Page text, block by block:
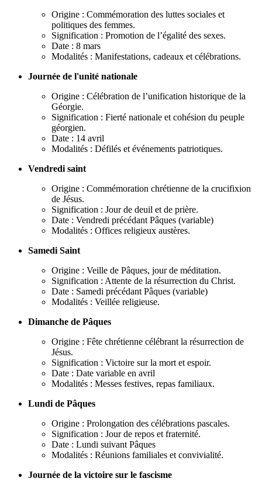
Origine : Commémoration des luttes sociales et
politiques des femmes.
Signification : Promotion de l’égalité des sexes.
Date : 8 mars
Modalités : Manifestations, cadeaux et célébrations.
Journée de l'unité nationale
Origine : Célébration de l’unification historique de la
Géorgie.
Signification : Fierté nationale et cohésion du peuple
géorgien.
Date : 14 avril
Modalités : Défilés et événements patriotiques.
Vendredi saint
Origine : Commémoration chrétienne de la crucifixion
de Jésus.
Signification : Jour de deuil et de prière.
Date : Vendredi précédant Pâques (variable)
Modalités : Offices religieux austères.
Samedi Saint
Origine : Veille de Pâques, jour de méditation.
Signification : Attente de la résurrection du Christ.
Date : Samedi précédant Pâques (variable)
Modalités : Veillée religieuse.
Dimanche de Pâques
Origine : Fête chrétienne célébrant la résurrection de
Jésus.
Signification : Victoire sur la mort et espoir.
Date : Date variable en avril
Modalités : Messes festives, repas familiaux.
Lundi de Pâques
Origine : Prolongation des célébrations pascales.
Signification : Jour de repos et fraternité.
Date : Lundi suivant Pâques
Modalités : Réunions familiales et convivialité.
Journée de la victoire sur le fascisme